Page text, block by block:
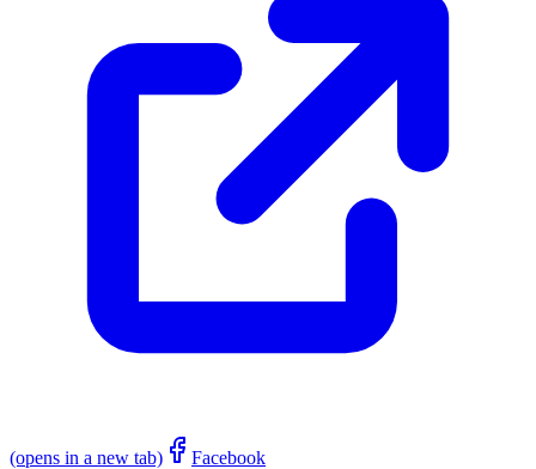
(opens in a new tab) Facebook